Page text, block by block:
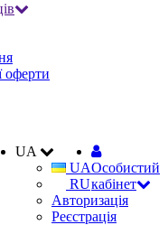
оферти
UA
UA
RU
Особистий
кабінет
Авторизація
Реєстрація